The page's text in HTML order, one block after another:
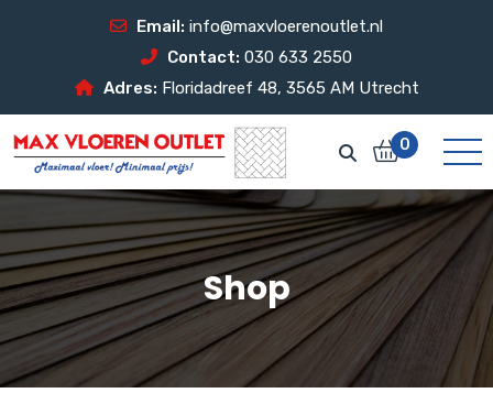
Email: info@maxvloerenoutlet.nl
Contact: 030 633 2550
Adres: Floridadreef 48, 3565 AM Utrecht
0
Shop